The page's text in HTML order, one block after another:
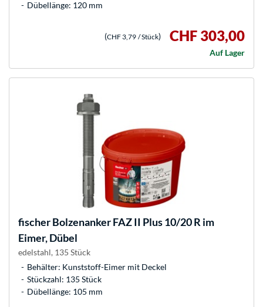
Dübellänge: 120 mm
(CHF 3,79 / Stück) CHF 303,00
Auf Lager
fischerBolzenanker FAZ II Plus 10/20 R im
Eimer, Dübel
edelstahl, 135 Stück
Behälter: Kunststoff-Eimer mit Deckel
Stückzahl: 135 Stück
Dübellänge: 105 mm